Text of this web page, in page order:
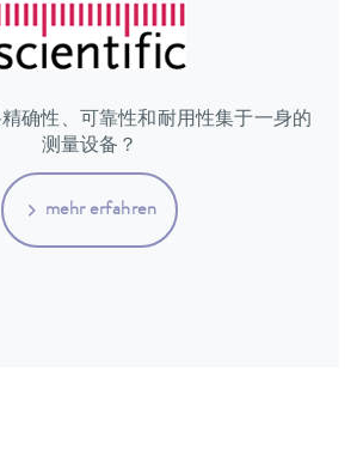
确性、可靠性和耐用性集于一身的
测量设备？
mehr erfahren